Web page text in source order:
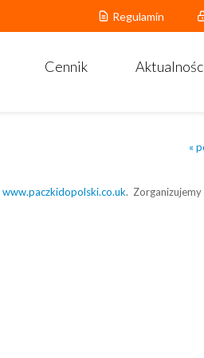
Regulamin
Cennik
«
www.paczkidopolski.co.uk.